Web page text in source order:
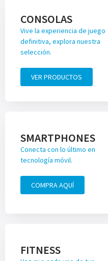
CONSOLAS
Vive la experiencia de juego
definitiva, explora nuestra
selección.
VER PRODUCTOS
SMARTPHONES
Conecta con lo último en
tecnología móvil.
COMPRA AQUÍ
FITNESS